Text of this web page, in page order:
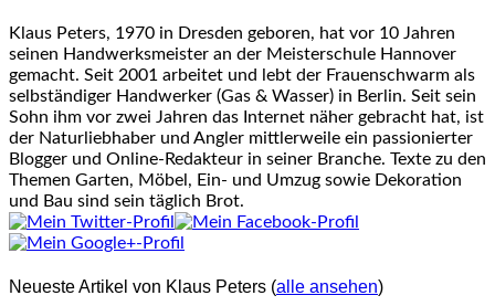
Klaus Peters, 1970 in Dresden geboren, hat vor 10 Jahren
seinen Handwerksmeister an der Meisterschule Hannover
gemacht. Seit 2001 arbeitet und lebt der Frauenschwarm als
selbständiger Handwerker (Gas & Wasser) in Berlin. Seit sein
Sohn ihm vor zwei Jahren das Internet näher gebracht hat, ist
der Naturliebhaber und Angler mittlerweile ein passionierter
Blogger und Online-Redakteur in seiner Branche. Texte zu den
Themen Garten, Möbel, Ein- und Umzug sowie Dekoration
und Bau sind sein täglich Brot.
Neueste Artikel von Klaus Peters (alle ansehen)